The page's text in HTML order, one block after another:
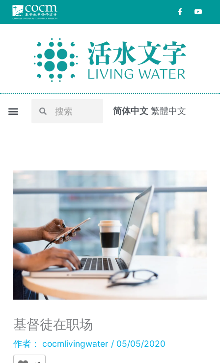
F
a
o
o
k
f
Y
o
SearchSearch
简体中文 繁體中文
基督徒在职场
作者： cocmlivingwater / 05/05/2020